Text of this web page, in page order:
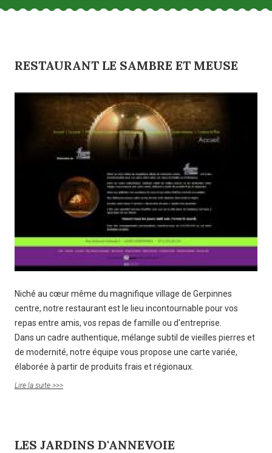
RESTAURANT LE SAMBRE ET MEUSE
Niché au cœur même du magnifique village de Gerpinnes
centre, notre restaurant est le lieu incontournable pour vos
repas entre amis, vos repas de famille ou d'entreprise.
Dans un cadre authentique, mélange subtil de vieilles pierres et
de modernité, notre équipe vous propose une carte variée,
élaborée à partir de produits frais et régionaux.
Lire la suite >>>
LES JARDINS D'ANNEVOIE